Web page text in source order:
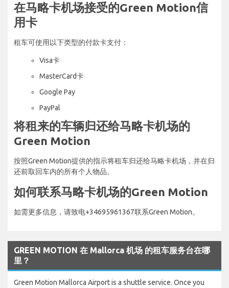
在马略卡机场接受的Green Motion信
用卡
租车可使用以下类型的付款卡支付：
Visa卡
MasterCard卡
Google Pay
PayPal
将租来的车辆归还给马略卡机场的
Green Motion
按照Green Motion提供的指示将租车归还给马略卡机场，并在归
还前取回车内的所有个人物品。
如何联系马略卡机场的Green Motion
如需更多信息，请致电+34695961367联系Green Motion。
GREEN MOTION 在 Mallorca 机场 的租车服务台在哪
里？
Green Motion Mallorca Airport is a shuttle service. Once you